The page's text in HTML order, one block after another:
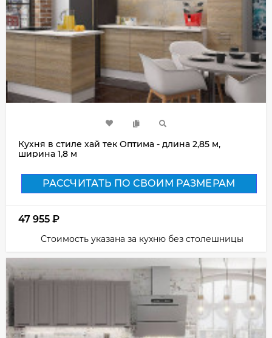
Кухня в стиле хай тек Оптима - длина 2,85 м,
ширина 1,8 м
РАССЧИТАТЬ ПО СВОИМ РАЗМЕРАМ
47 955 ₽
Стоимость указана за кухню без столешницы